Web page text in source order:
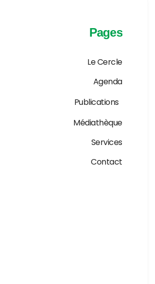
Pages
Le Cercle
Agenda
Publications
Médiathèque
Services
Contact